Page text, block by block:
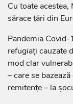
Cu toate
sărace țări din
Pandemia
refugiați cauzate
mod clar
– care se
remitențe – la